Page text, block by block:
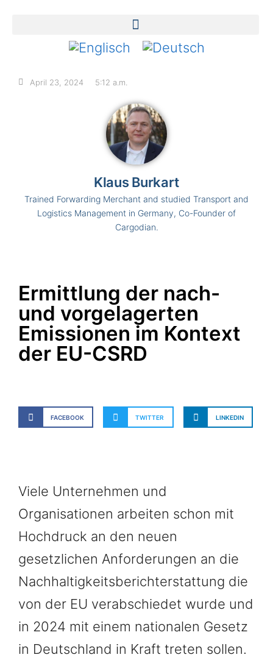
April 23, 2024 5:12 a.m.
Klaus Burkart
Trained Forwarding Merchant and studied Transport and
Logistics Management in Germany, Co-Founder of
Cargodian.
Ermittlung der nach-
und vorgelagerten
Emissionen im Kontext
der EU-CSRD
FACEBOOK TWITTER LINKEDIN
Viele Unternehmen und
Organisationen arbeiten schon mit
Hochdruck an den neuen
gesetzlichen Anforderungen an die
Nachhaltigkeitsberichterstattung die
von der EU verabschiedet wurde und
in 2024 mit einem nationalen Gesetz
in Deutschland in Kraft treten sollen.